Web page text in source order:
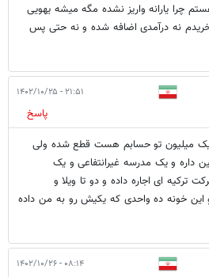
یارانه واریز نشده مگه میشه یهویی
نه درآمدی اضافه شده و نه حتی پس
۲۱:۵۱ - ۱۴۰۲/۱۰/۲۵
پاسخ
یک میلیون تو حسابم هست قطع شده ولی
و یک مدرسه غیرانتفاعی و یک
ای اجاره داده و دو تا ویلا و
این خونه ده واحدی که یکیش رو به من داده
۰۸:۱۴ - ۱۴۰۲/۱۰/۲۶